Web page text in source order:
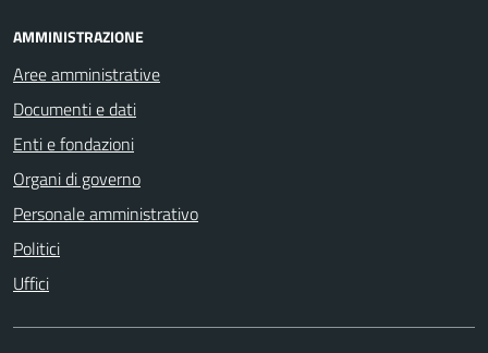
AMMINISTRAZIONE
Aree amministrative
Documenti e dati
Enti e fondazioni
Organi di governo
Personale amministrativo
Politici
Uffici